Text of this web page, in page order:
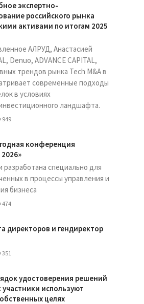
экспертно-
российского рынка
активами по итогам 2025
АЛРУД, Анастасией
Denuo, ADVANCE CAPITAL,
трендов рынка Tech M&A в
современные подходы
в условиях
ландшафта.
949
конференция
специально для
в процессы управления и
бизнеса
474
директоров и гендиректор
351
удостоверения решений
используют
целях